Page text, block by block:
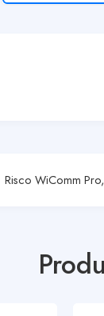
Risco WiComm Pro,